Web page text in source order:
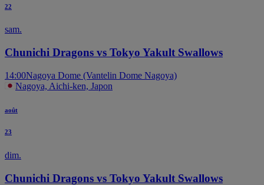
22
sam.
Chunichi Dragons vs Tokyo Yakult Swallows
14:00Nagoya Dome (Vantelin Dome Nagoya)
Nagoya, Aichi-ken, Japon
août
23
dim.
Chunichi Dragons vs Tokyo Yakult Swallows